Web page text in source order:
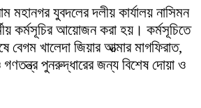
মহানগর যুবদলের দলীয় কার্যালয় নাসিমন
কর্মসূচির আয়োজন করা হয়। কর্মসূচিতে
খালেদা জিয়ার আত্মার মাগফিরাত,
পুনরুদ্ধারের জন্য বিশেষ দোয়া ও